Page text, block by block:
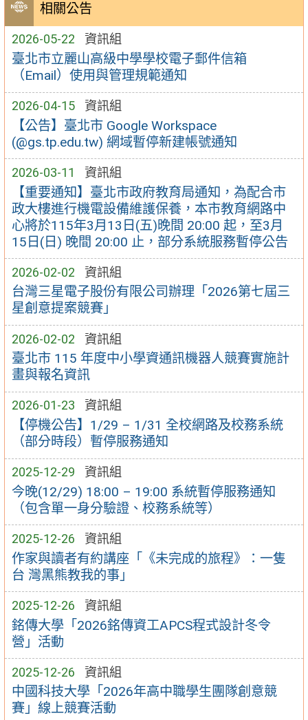
相關公告
2026-05-22 資訊組
臺北市立麗山高級中學學校電子郵件信箱
（Email）使用與管理規範通知
2026-04-15 資訊組
【公告】臺北市 Google Workspace
(@gs.tp.edu.tw) 網域暫停新建帳號通知
2026-03-11 資訊組
【重要通知】臺北市政府教育局通知，為配合市
政大樓進行機電設備維護保養，本市教育網路中
心將於115年3月13日(五)晚間 20:00 起，至3月
15日(日) 晚間 20:00 止，部分系統服務暫停公告
2026-02-02 資訊組
台灣三星電子股份有限公司辦理「2026第七屆三
星創意提案競賽」
2026-02-02 資訊組
臺北市 115 年度中小學資通訊機器人競賽實施計
畫與報名資訊
2026-01-23 資訊組
【停機公告】1/29 – 1/31 全校網路及校務系統
（部分時段）暫停服務通知
2025-12-29 資訊組
今晚(12/29) 18:00 – 19:00 系統暫停服務通知
（包含單一身分驗證、校務系統等）
2025-12-26 資訊組
作家與讀者有約講座「《未完成的旅程》：一隻
台 灣黑熊教我的事」
2025-12-26 資訊組
銘傳大學「2026銘傳資工APCS程式設計冬令
營」活動
2025-12-26 資訊組
中國科技大學「2026年高中職學生團隊創意競
賽」線上競賽活動